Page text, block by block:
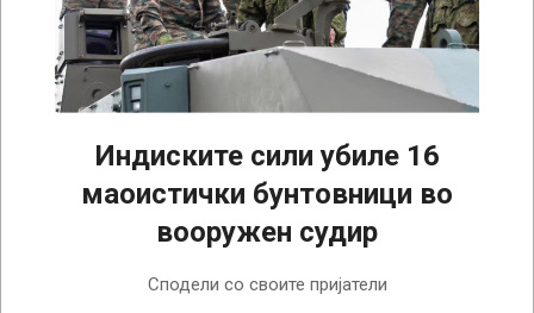
Индиските сили убиле 16
маоистички бунтовници во
вооружен судир
Сподели со своите пријатели